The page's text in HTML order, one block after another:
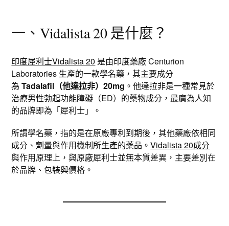
一、Vidalista 20 是什麼？
印度犀利士Vidalista 20 是由印度藥廠 Centurion
Laboratories 生產的一款學名藥，其主要成分
為Tadalafil（他達拉非）20mg 。他達拉非是一種常見於
治療男性勃起功能障礙（ED）的藥物成分，最廣為人知
的品牌即為「犀利士」。
所謂學名藥，指的是在原廠專利到期後，其他藥廠依相同
成分、劑量與作用機制所生產的藥品。Vidalista 20成分
與作用原理上，與原廠犀利士並無本質差異，主要差別在
於品牌、包裝與價格。